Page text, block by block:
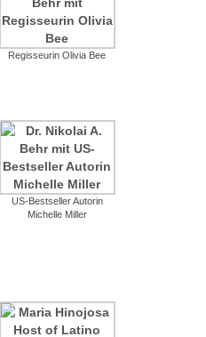
Regisseurin Olivia Bee
US-Bestseller Autorin
Michelle Miller